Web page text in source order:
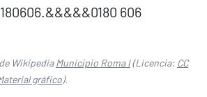
606
WikipediaMunicipio Roma I(Licencia: CC
gráfico).